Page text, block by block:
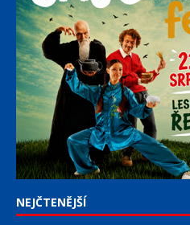
NEJČTENĚJŠÍ